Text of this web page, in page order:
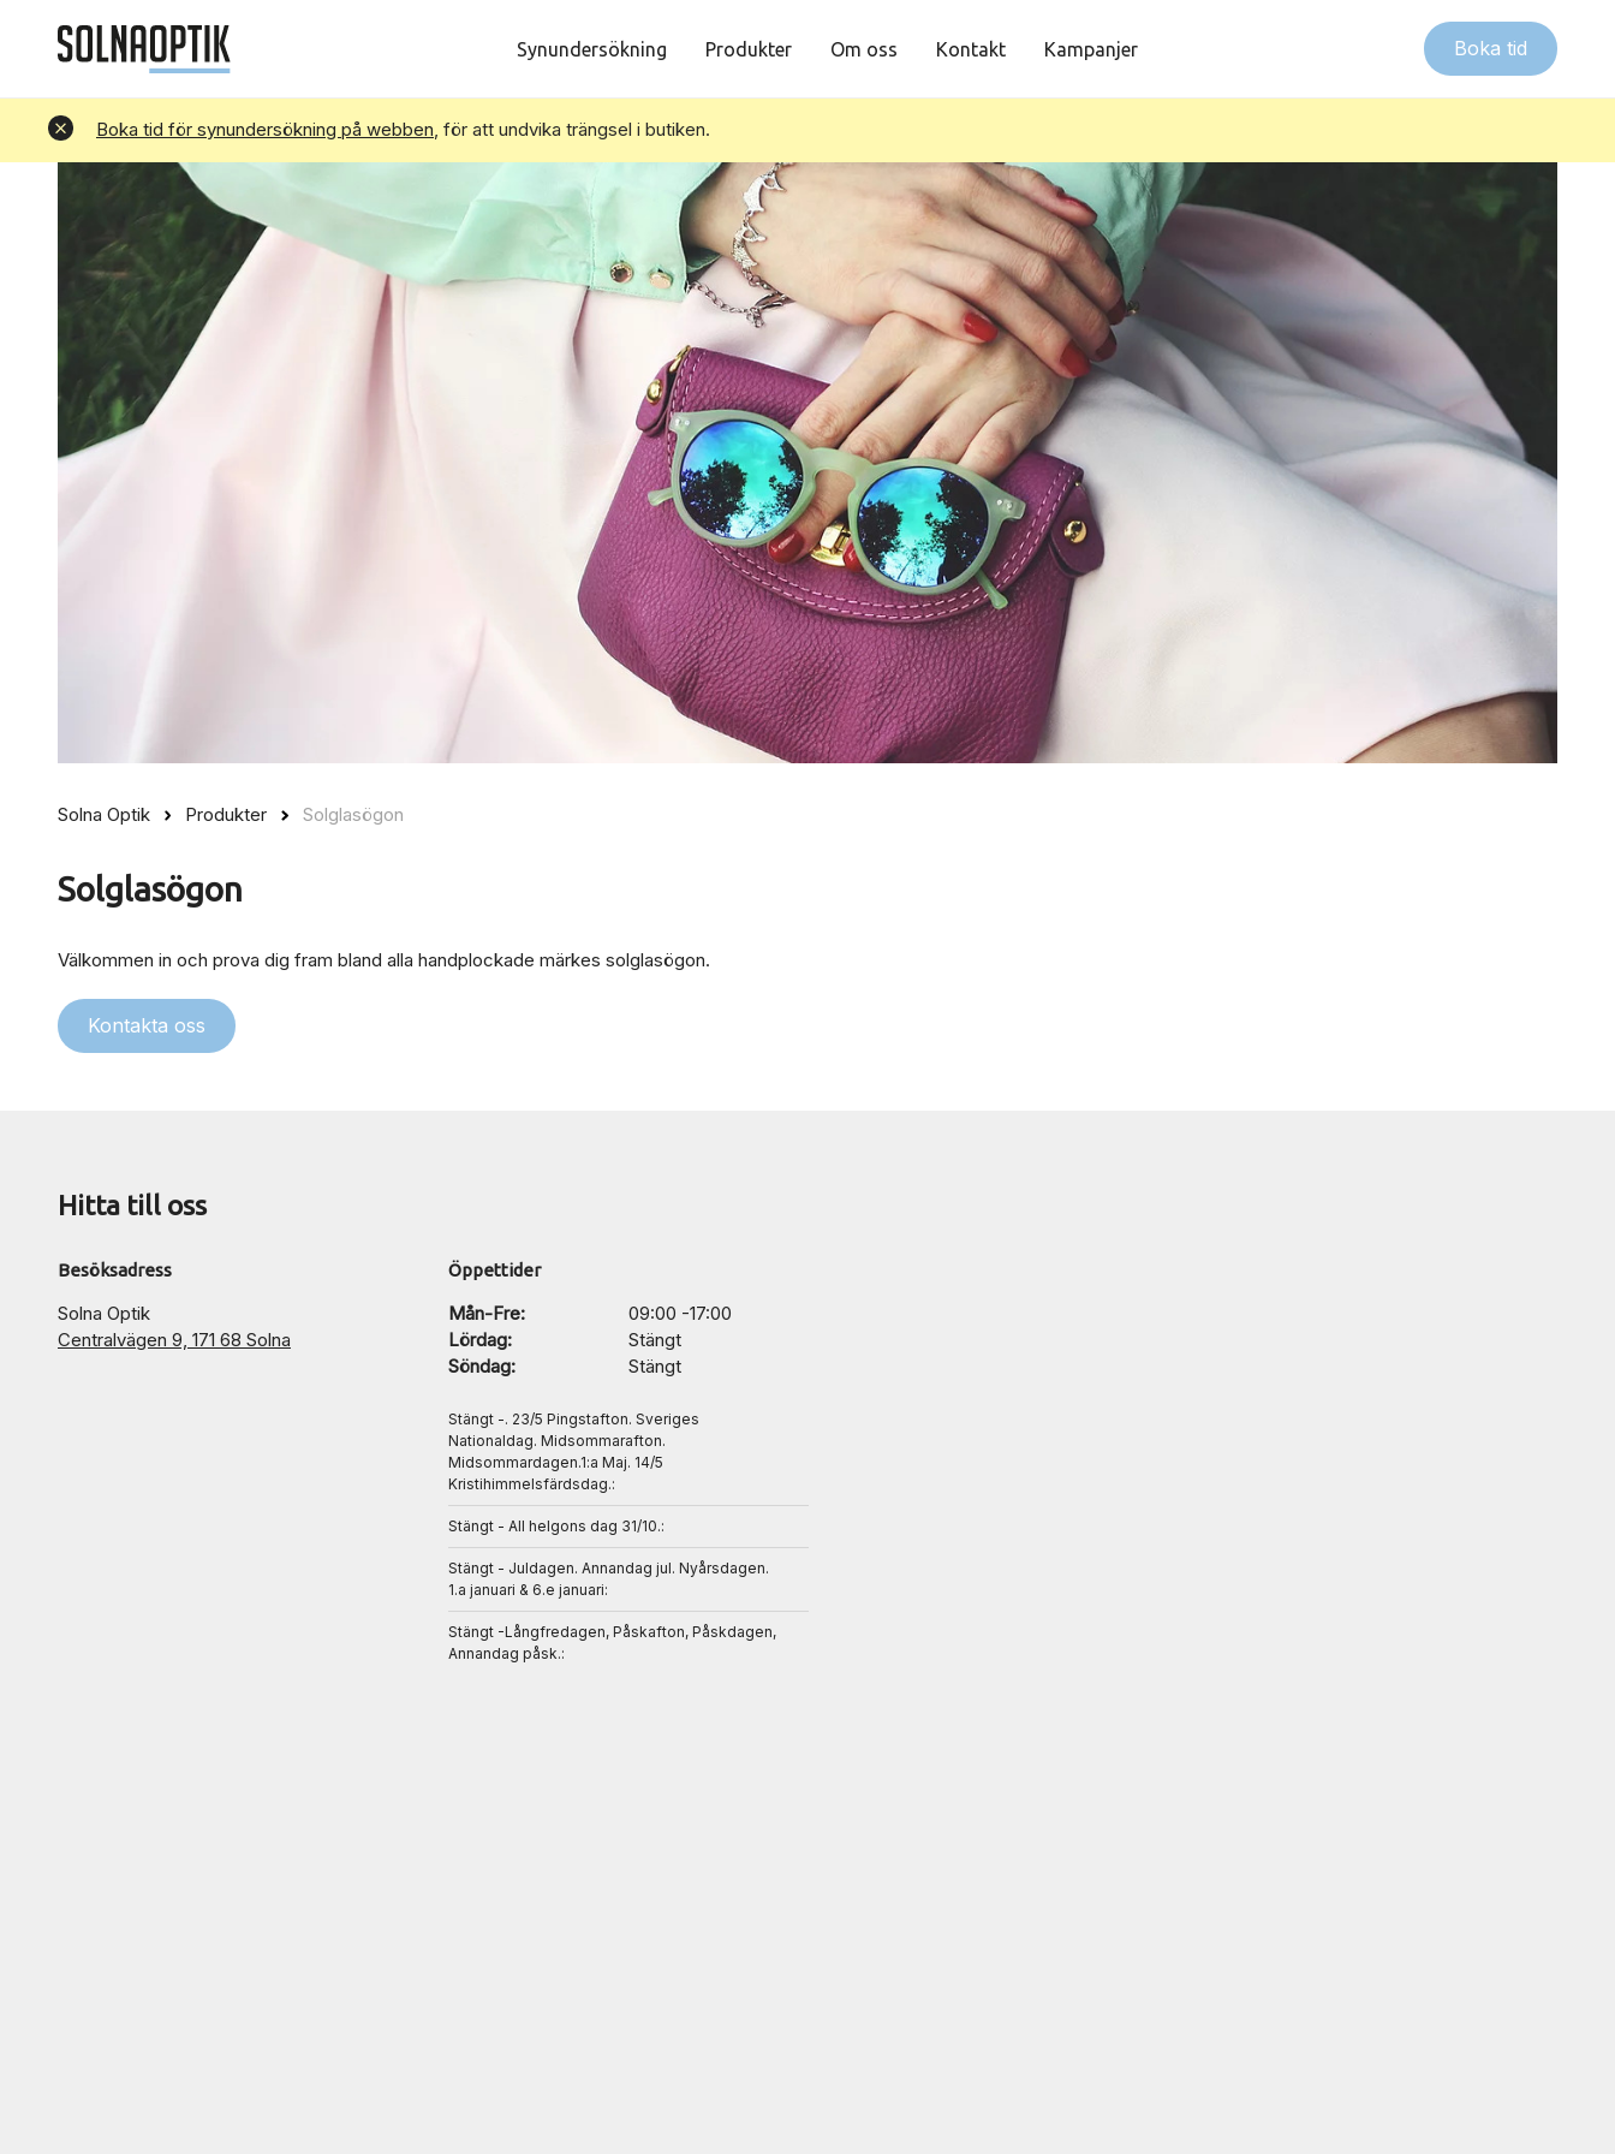
Synundersökning Produkter Om oss Kontakt Kampanjer Boka tid
Boka tid för synundersökning på webben, för att undvika trängsel i butiken.
Avvisa
Solna Optik Produkter Solglasögon
Solglasögon
Välkommen in och prova dig fram bland alla handplockade märkes solglasögon.
Kontakta oss
Hitta till oss
Besöksadress
Solna Optik
Centralvägen 9, 171 68 Solna
Öppettider
Mån-Fre:
09:00 -17:00
Lördag:
Stängt
Söndag:
Stängt
Stängt -. 23/5 Pingstafton. Sveriges
Nationaldag. Midsommarafton.
Midsommardagen.1:a Maj. 14/5
Kristihimmelsfärdsdag.:
Stängt - All helgons dag 31/10.:
Stängt - Juldagen. Annandag jul. Nyårsdagen.
1.a januari & 6.e januari:
Stängt -Långfredagen, Påskafton, Påskdagen,
Annandag påsk.: